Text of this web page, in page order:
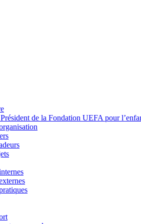
de la Fondation UEFA pour